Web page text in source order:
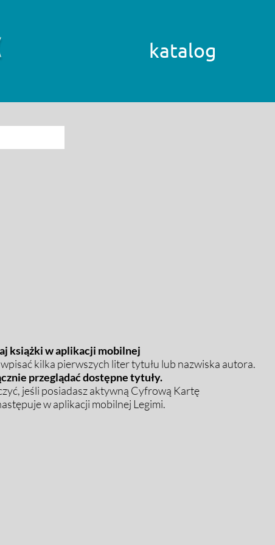
katalog
książki w aplikacji mobilnej
kilka pierwszych liter tytułu lub nazwiska autora.
przeglądać dostępne tytuły.
jeśli posiadasz aktywną Cyfrową Kartę
w aplikacji mobilnej Legimi.